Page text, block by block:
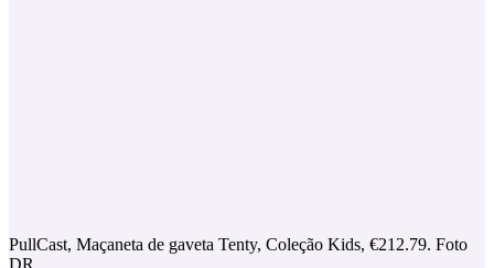
PullCast, Maçaneta de gaveta Tenty, Coleção Kids, €212.79. Foto
DR